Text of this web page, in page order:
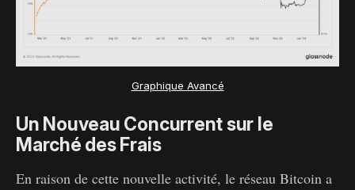
Graphique Avancé
Un Nouveau Concurrent sur le
Marché des Frais
En raison de cette nouvelle activité, le réseau Bitcoin a